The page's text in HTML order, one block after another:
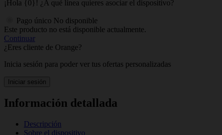
¡Hola {0}! ¿A qué línea quieres asociar el dispositivo?
Pago único No disponible
Este producto no está disponible actualmente.
Continuar
¿Eres cliente de Orange?
Inicia sesión para poder ver tus ofertas personalizadas
Iniciar sesión
Información detallada
Descripción
Sobre el dispositivo